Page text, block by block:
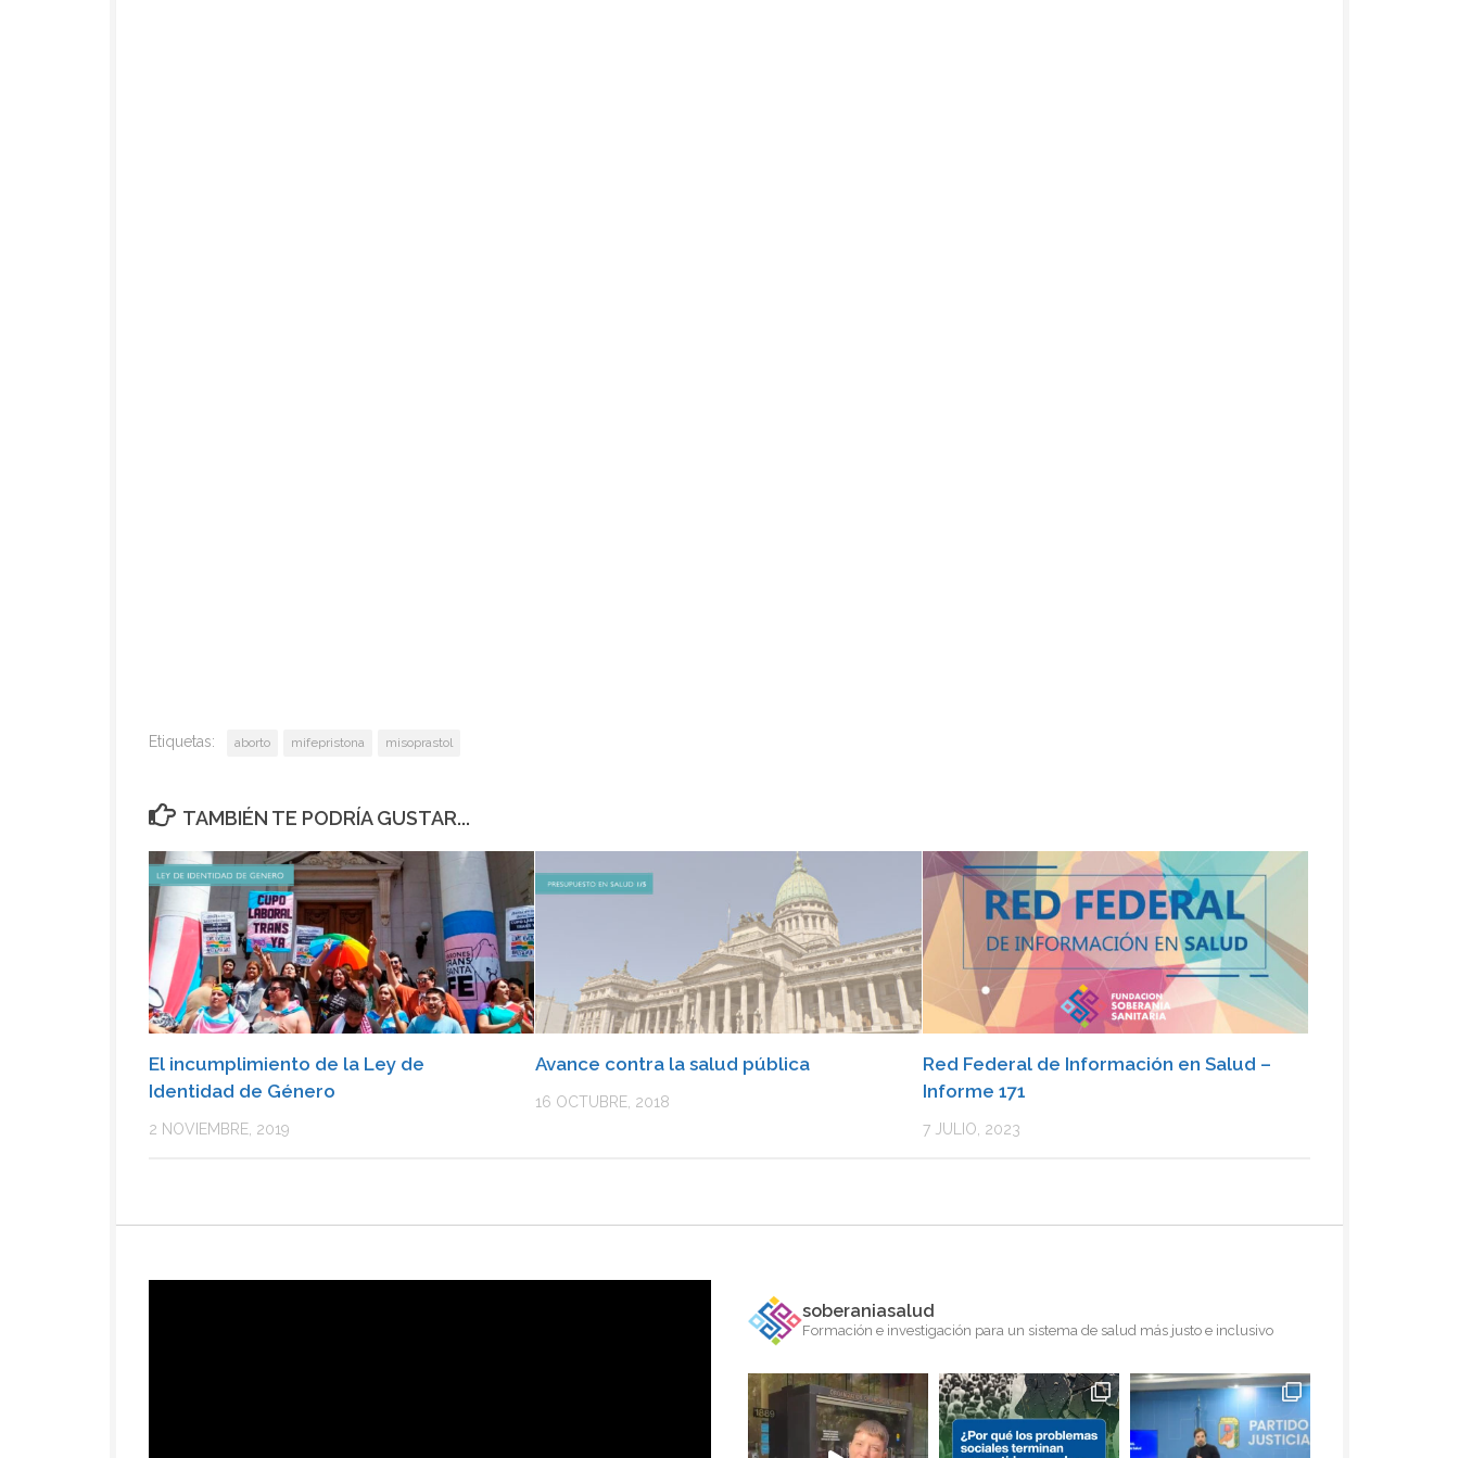
Etiquetas: aborto mifepristona misoprastol
TAMBIÉN TE PODRÍA GUSTAR...
El incumplimiento de la Ley de
Identidad de Género
2 NOVIEMBRE, 2019
Avance contra la salud pública
16 OCTUBRE, 2018
Red Federal de Información en Salud –
Informe 171
7 JULIO, 2023
soberaniasalud
Formación e investigación para un sistema de salud más justo e inclusivo